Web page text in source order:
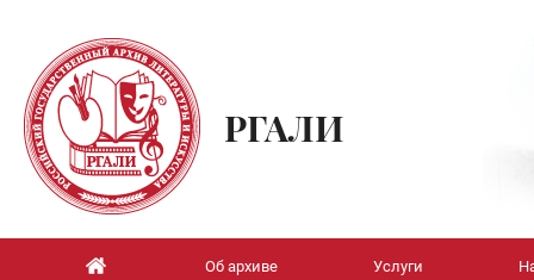
РГАЛИ
Об архиве Услуги